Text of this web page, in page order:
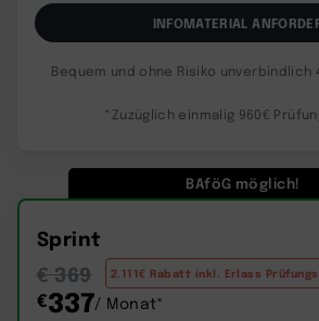
INFOMATERIAL
Bequem und ohne Risiko unverbindlich
*Zuzüglich einmalig 960€
BAföG möglich!
Sprint
€ 369
2.111€ Rabatt inkl. Erlass
€337/ Monat*